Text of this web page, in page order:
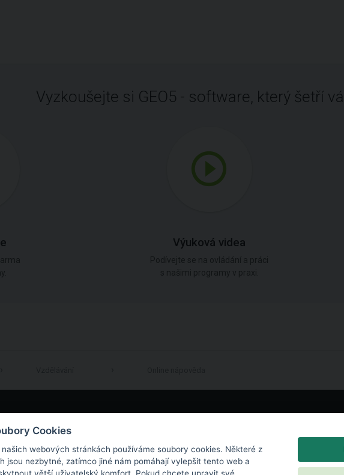
Vyzkoušejte si GEO5 - software, který šetří
Výuková videa
Cookies
našich webových stránkách používáme soubory cookies. Některé z
jsou nezbytné, zatímco jiné nám pomáhají vylepšit tento web a